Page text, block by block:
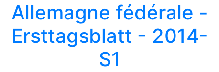
Allemagne fédérale -
Ersttagsblatt - 2014-
S1